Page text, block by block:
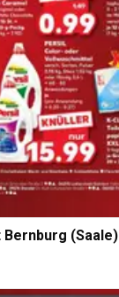
Bernburg (Saale)